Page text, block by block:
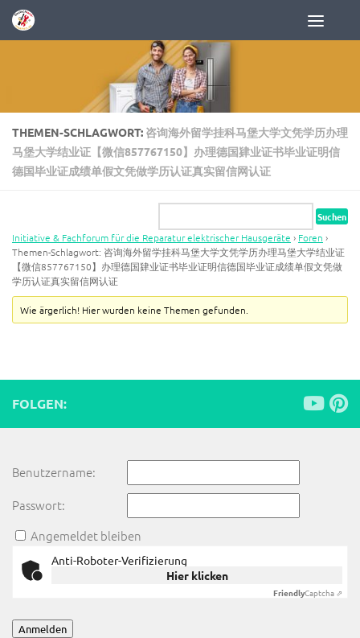
Zum Inhalt springen
THEMEN-SCHLAGWORT: 咨询海外留学挂科马堡大学文凭学历办理
马堡大学结业证【微信857767150】办理德国肄业证书毕业证明信
德国毕业证成绩单假文凭做学历认证真实留信网认证
Initiative & Fachforum für die Reparatur elektrischer Hausgeräte › Foren ›
Themen-Schlagwort: 咨询海外留学挂科马堡大学文凭学历办理马堡大学结业证
【微信857767150】办理德国肄业证书毕业证明信德国毕业证成绩单假文凭做
学历认证真实留信网认证
Wie ärgerlich! Hier wurden keine Themen gefunden.
FOLGEN:
Benutzername:
Passwort:
Angemeldet bleiben
Anti-Roboter-Verifizierung
Hier klicken
FriendlyCaptcha ⇗
Anmelden